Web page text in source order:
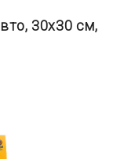
30х30 см,